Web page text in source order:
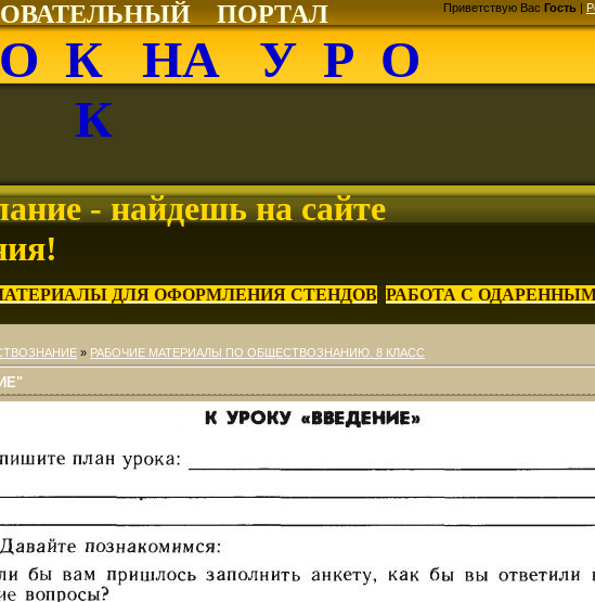
ПОРТАЛ Приветствую Вас Гость |
К НА У Р О
К
- найдешь на сайте
ДЛЯ ОФОРМЛЕНИЯ СТЕНДОВ РАБОТА С
» РАБОЧИЕ МАТЕРИАЛЫ ПО ОБЩЕСТВОЗНАНИЮ. 8 КЛАСС